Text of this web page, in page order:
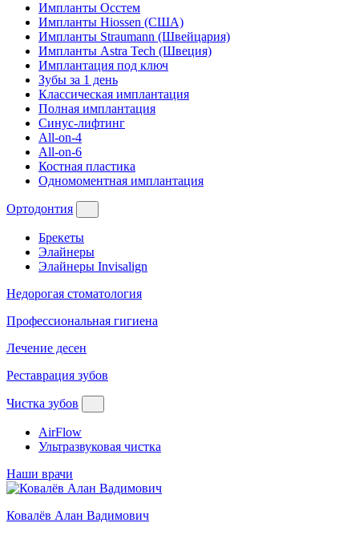
Импланты Осстем
Импланты Hiossen (США)
Импланты Straumann (Швейцария)
Импланты Astra Tech (Швеция)
Имплантация под ключ
Зубы за 1 день
Классическая имплантация
Полная имплантация
Синус-лифтинг
All-on-4
All-on-6
Костная пластика
Одномоментная имплантация
Ортодонтия
Брекеты
Элайнеры
Элайнеры Invisalign
Недорогая стоматология
Профессиональная гигиена
Лечение десен
Реставрация зубов
Чистка зубов
AirFlow
Ультразвуковая чистка
Наши врачи
Ковалёв Алан Вадимович